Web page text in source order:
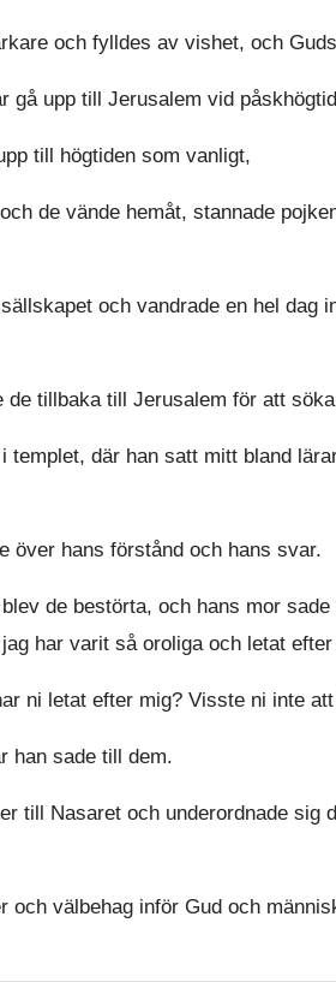
och fylldes av vishet, och
gå upp till Jerusalem vid
till högtiden som vanligt,
de vände hemåt, stannade
och vandrade en hel dag
de tillbaka till Jerusalem för att
templet, där han satt mitt bland
över hans förstånd och hans svar.
de bestörta, och hans mor
har varit så oroliga och letat
ni letat efter mig? Visste ni inte
han sade till dem.
till Nasaret och underordnade sig
välbehag inför Gud och